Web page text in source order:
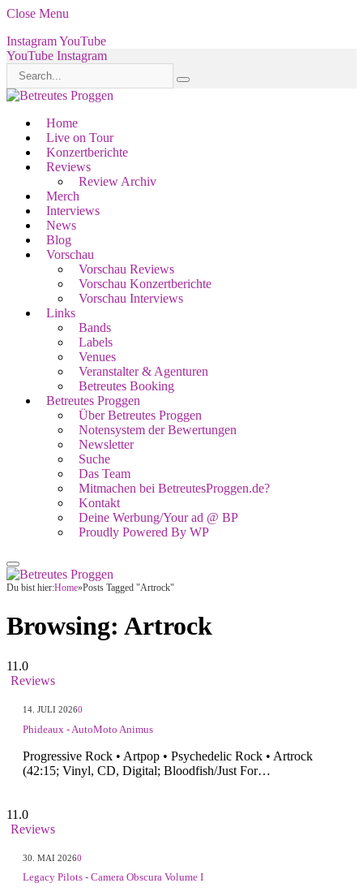
Close Menu
InstagramYouTube
YouTube Instagram
Home
Live on Tour
Konzertberichte
Reviews
Review Archiv
Merch
Interviews
News
Blog
Vorschau
Vorschau Reviews
Vorschau Konzertberichte
Vorschau Interviews
Links
Bands
Labels
Venues
Veranstalter & Agenturen
Betreutes Booking
Betreutes Proggen
Über Betreutes Proggen
Notensystem der Bewertungen
Newsletter
Suche
Das Team
Mitmachen bei BetreutesProggen.de?
Kontakt
Deine Werbung/Your ad @ BP
Proudly Powered By WP
Du bist hier:Home»Posts Tagged "Artrock"
Browsing: Artrock
11.0
Reviews
14. JULI 20260
Phideaux - AutoMoto Animus
Progressive Rock • Artpop • Psychedelic Rock • Artrock
(42:15; Vinyl, CD, Digital; Bloodfish/Just For…
11.0
Reviews
30. MAI 20260
Legacy Pilots - Camera Obscura Volume I